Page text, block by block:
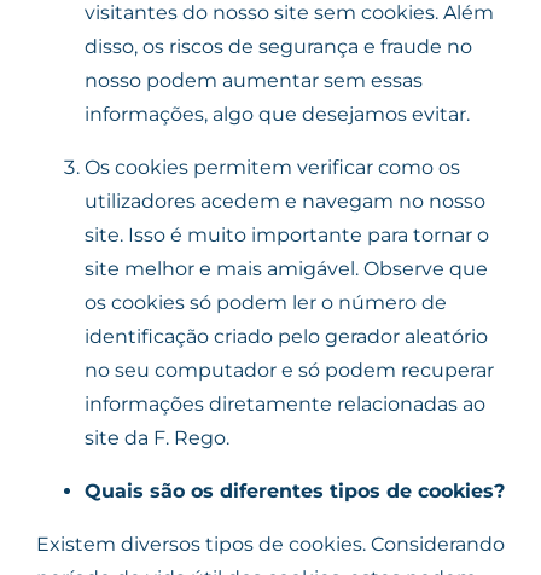
visitantes do nosso site sem cookies. Além
disso, os riscos de segurança e fraude no
nosso podem aumentar sem essas
informações, algo que desejamos evitar.
Os cookies permitem verificar como os
utilizadores acedem e navegam no nosso
site. Isso é muito importante para tornar o
site melhor e mais amigável. Observe que
os cookies só podem ler o número de
identificação criado pelo gerador aleatório
no seu computador e só podem recuperar
informações diretamente relacionadas ao
site da F. Rego.
Quais são os diferentes tipos de cookies?
Existem diversos tipos de cookies. Considerando